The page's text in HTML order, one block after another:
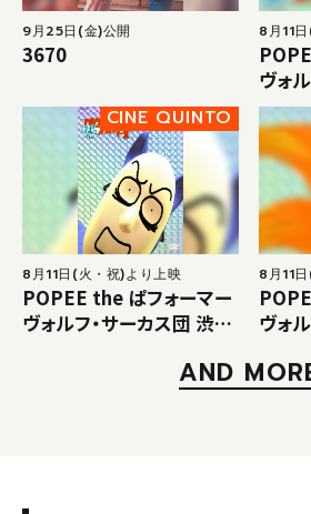
9月25日(金)公開
3670
8月11
ヴォ
凱旋
CINE QUINTO
8月11日(火・祝)より上映
POPEE the ぱフォーマー
ヴォルフ・サーカス団 渋谷
8月11
ヴォ
AND